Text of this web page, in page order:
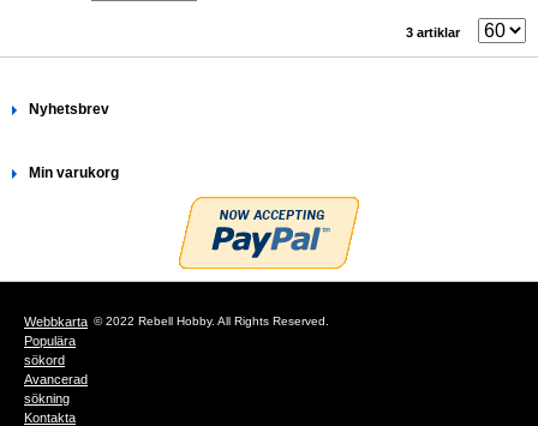
3 artiklar
Nyhetsbrev
Min varukorg
Webbkarta
Populära
sökord
Avancerad
sökning
Kontakta
© 2022 Rebell Hobby. All Rights Reserved.